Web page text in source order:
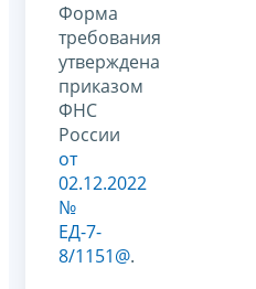
Форма
требования
утверждена
приказом
ФНС
России
от
02.12.2022
№
ЕД-7-
8/1151@.